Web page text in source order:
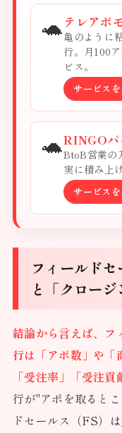
🐢 テレアポ
亀のように
行。月100
ビス。
サービス
🐢RINGOパ
BtoB営業の
実に積み上
サービス
フィールドセ
と「クロー
結論から言えば、フ
行は「アポ数」や「
「受注率」「受注貢
行が"アポを取ると
ドセールス（FS）は